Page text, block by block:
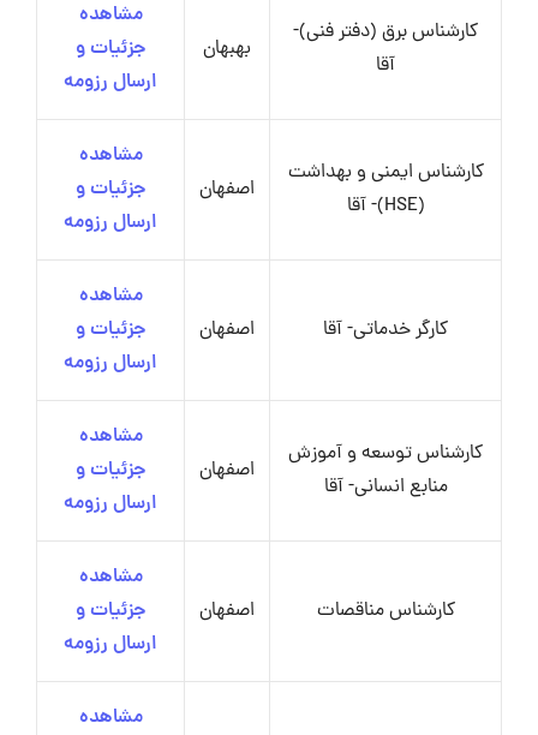
کارشناس برق (دفتر فنی)-
آقا
بهبهان
مشاهده
جزئیات و
ارسال رزومه
کارشناس ایمنی و بهداشت
(HSE)- آقا
اصفهان
مشاهده
جزئیات و
ارسال رزومه
کارگر خدماتی- آقا اصفهان
مشاهده
جزئیات و
ارسال رزومه
کارشناس توسعه و آموزش
منابع انسانی- آقا
اصفهان
مشاهده
جزئیات و
ارسال رزومه
کارشناس مناقصات اصفهان
مشاهده
جزئیات و
ارسال رزومه
مشاهده